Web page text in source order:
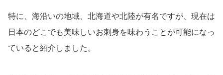
特に、海沿いの地域、北海道や北陸が有名ですが、現在は
日本のどこでも美味しいお刺身を味わうことが可能になっ
ていると紹介しました。